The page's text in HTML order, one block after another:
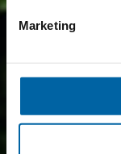
Marketing